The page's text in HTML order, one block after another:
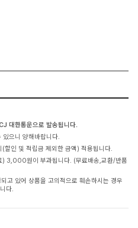
대한통운으로 발송됩니다.
있으니 양해바랍니다.
할인 및 적립금 제외한 금액) 적용됩니다.
) 3,000원이 부과됩니다. (무료배송,교환/반품
고 있어 상품을 고의적으로 훼손하시는 경우
다.